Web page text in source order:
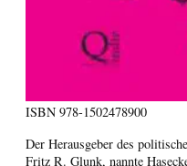
ISBN 978-1502478900
Der Herausgeber des
Fritz R. Glunk, nannte